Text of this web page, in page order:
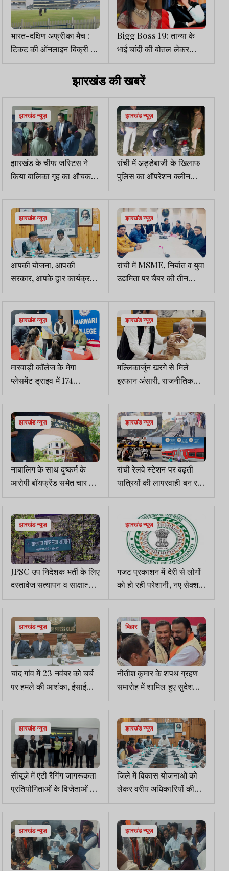
भारत-दक्षिण अफ्रीका मैच :
टिकट की ऑनलाइन बिक्री 21
से, कीमत 1200 से 12000
Bigg Boss 19: तान्या के
भाई चांदी की बोतल लेकर
पहुंचे, शहबाज के पापा ने की
एंट्री, मालती के घर से नहीं
आया कोई
झारखंड की खबरें
झारखंड न्यूज़
झारखंड के चीफ जस्टिस ने
किया बालिका गृह का औचक
निरीक्षण
झारखंड न्यूज़
रांची में अड्डेबाजी के खिलाफ
पुलिस का ऑपरेशन क्लीन
स्वीप, 203 पकड़ाए
झारखंड न्यूज़
आपकी योजना, आपकी
सरकार, आपके द्वार कार्यक्रम
को सफल बनाने को लेकर
बैठक
झारखंड न्यूज़
रांची में MSME, निर्यात व युवा
उद्यमिता पर चैंबर की तीन
प्रमुख बैठकों में नई पहलें तय
झारखंड न्यूज़
मारवाड़ी कॉलेज के मेगा
प्लेसमेंट ड्राइव में 174
अभ्यर्थियों का चयन
झारखंड न्यूज़
मल्लिकार्जुन खरगे से मिले
इरफान अंसारी, राजनीतिक
हालात पर हुई विस्तृत चर्चा
झारखंड न्यूज़
नाबालिग के साथ दुष्कर्म के
आरोपी बॉयफ्रेंड समेत चार को
22 नवंबर को सुनाई जाएगी
सजा
झारखंड न्यूज़
रांची रेलवे स्टेशन पर बढ़ती
यात्रियों की लापरवाही बन रही
जानलेवा
झारखंड न्यूज़
JPSC उप निदेशक भर्ती के लिए
दस्तावेज सत्यापन व साक्षात्कार
की तिथि घोषित
झारखंड न्यूज़
गजट प्रकाशन में देरी से लोगों
को हो रही परेशानी, नए सेक्शन
ऑफिसर की पोस्टिंग नहीं
झारखंड न्यूज़
चांद गांव में 23 नवंबर को चर्च
पर हमले की आशंका, ईसाई
संगठनों ने जताई चिंता
बिहार
नीतीश कुमार के शपथ ग्रहण
समारोह में शामिल हुए सुदेश
महतो
झारखंड न्यूज़
सीयूजे में एंटी रैगिंग जागरूकता
प्रतियोगिताओं के विजेताओं को
सम्मानित किया गया
झारखंड न्यूज़
जिले में विकास योजनाओं को
लेकर वरीय अधिकारियों की
महत्वपूर्ण बैठक
झारखंड न्यूज़ झारखंड न्यूज़